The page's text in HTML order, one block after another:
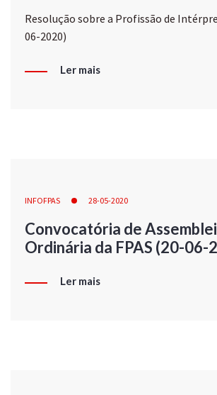
Resolução sobre a Profissão de
06-2020)
Ler mais
INFOFPAS 28-05-2020
Convocatória de
Ordinária da FPAS (20-06-
Ler mais